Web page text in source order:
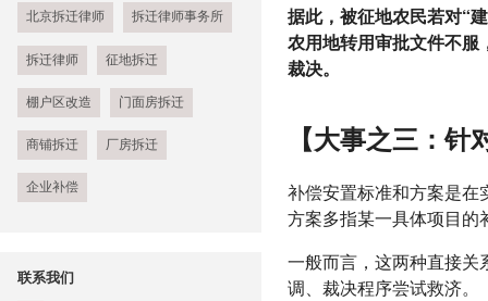
北京拆迁律师 拆迁律师事务所
拆迁律师 征地拆迁
棚户区改造 门面房拆迁
商铺拆迁 厂房拆迁
企业补偿
联系我们
据此，被征地农民若对“
农用地转用审批文件不服
裁决。
【大事之三：
补偿安置标准和方案是在
方案多指某一具体项目的
一般而言，这两种直接关
调、裁决程序尝试救济。